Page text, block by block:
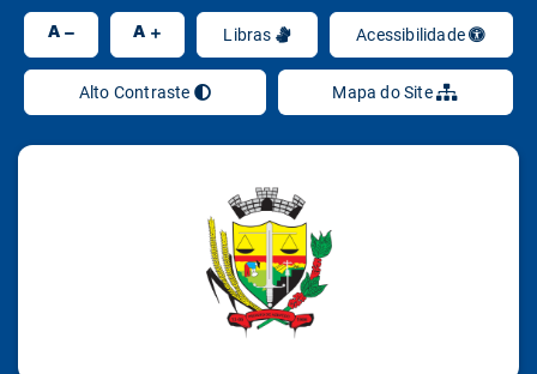
A A Libras Acessibilidade
Alto Contraste Mapa do Site